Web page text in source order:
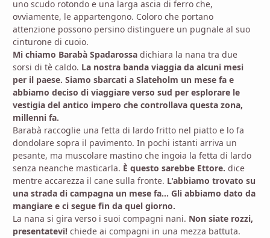
uno scudo rotondo e una larga ascia di ferro che,
ovviamente, le appartengono. Coloro che portano
attenzione possono persino distinguere un pugnale al suo
cinturone di cuoio.
Mi chiamo Barabà Spadarossa dichiara la nana tra due
sorsi di tè caldo. La nostra banda viaggia da alcuni mesi
per il paese. Siamo sbarcati a Slateholm un mese fa e
abbiamo deciso di viaggiare verso sud per esplorare le
vestigia del antico impero che controllava questa zona,
millenni fa.
Barabà raccoglie una fetta di lardo fritto nel piatto e lo fa
dondolare sopra il pavimento. In pochi istanti arriva un
pesante, ma muscolare mastino che ingoia la fetta di lardo
senza neanche masticarla. È questo sarebbe Ettore. dice
mentre accarezza il cane sulla fronte. L'abbiamo trovato su
una strada di campagna un mese fa... Gli abbiamo dato da
mangiare e ci segue fin da quel giorno.
La nana si gira verso i suoi compagni nani. Non siate rozzi,
presentatevi! chiede ai compagni in una mezza battuta.